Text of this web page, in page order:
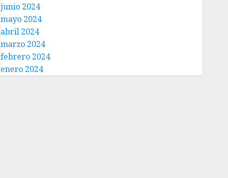
junio 2024
mayo 2024
abril 2024
marzo 2024
febrero 2024
enero 2024